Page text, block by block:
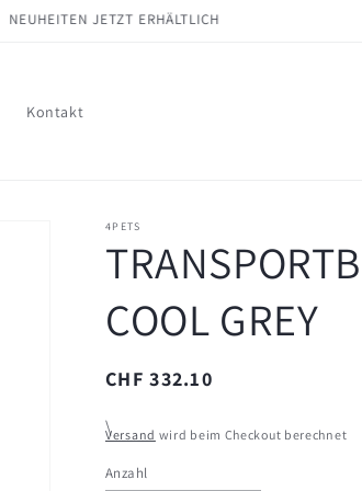
ÜBER 40 JAHRE ERFAHRUNG
Kontakt
4PETS
COOL GREY
Normaler
CHF 332.10
\
Versand wird beim Checkout berechnet
Anzahl